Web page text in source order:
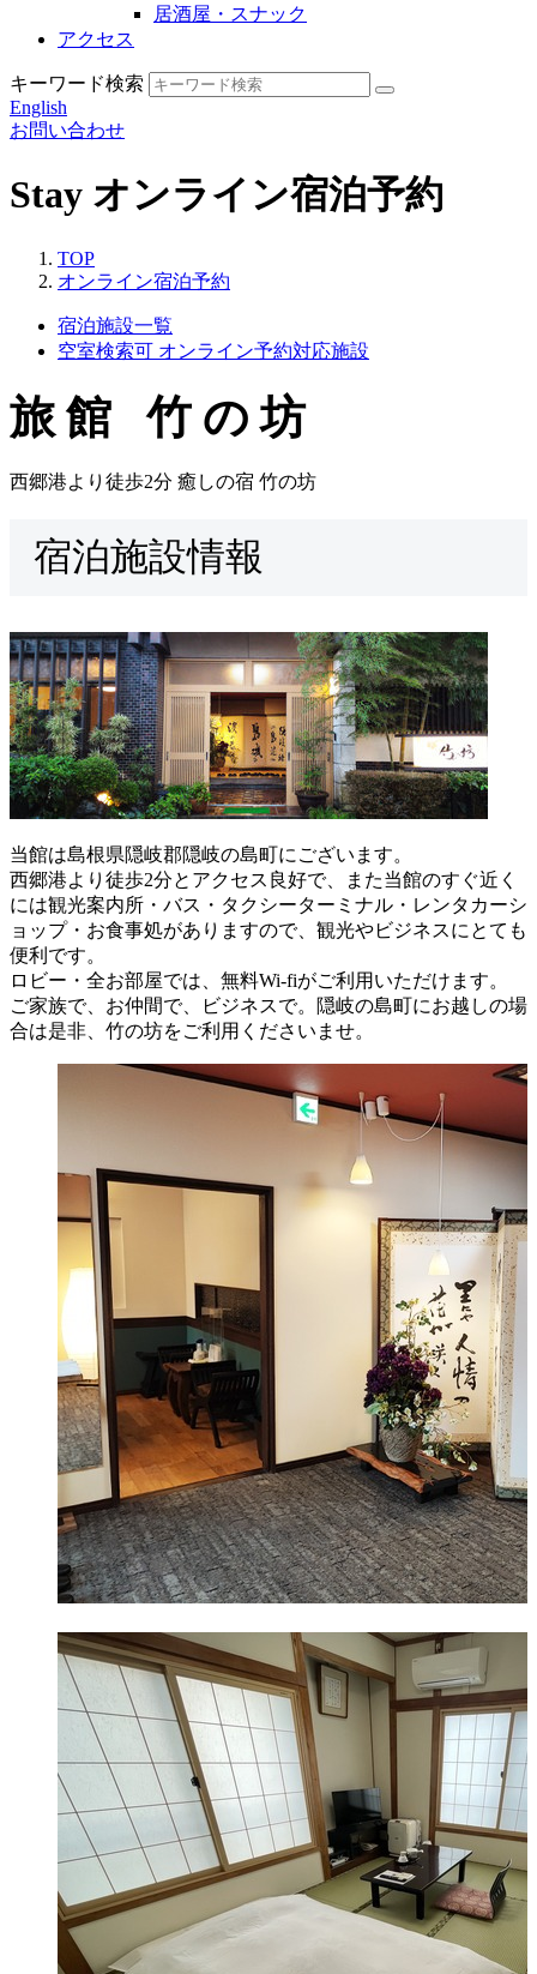
居酒屋・スナック
アクセス
キーワード検索
English
お問い合わせ
Stay オンライン宿泊予約
TOP
オンライン宿泊予約
宿泊施設一覧
空室検索可 オンライン予約対応施設
旅館 竹の坊
西郷港より徒歩2分 癒しの宿 竹の坊
宿泊施設情報
当館は島根県隠岐郡隠岐の島町にございます。
西郷港より徒歩2分とアクセス良好で、また当館のすぐ近く
には観光案内所・バス・タクシーターミナル・レンタカーシ
ョップ・お食事処がありますので、観光やビジネスにとても
便利です。
ロビー・全お部屋では、無料Wi-fiがご利用いただけます。
ご家族で、お仲間で、ビジネスで。隠岐の島町にお越しの場
合は是非、竹の坊をご利用くださいませ。